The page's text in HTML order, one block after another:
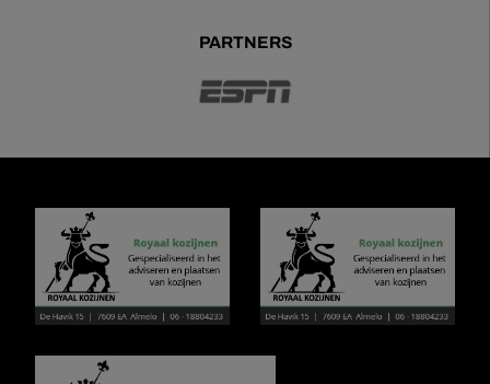
PARTNERS